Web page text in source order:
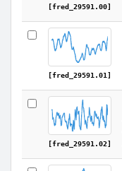
[fred_29591.00]
[fred_29591.01]
[fred_29591.02]